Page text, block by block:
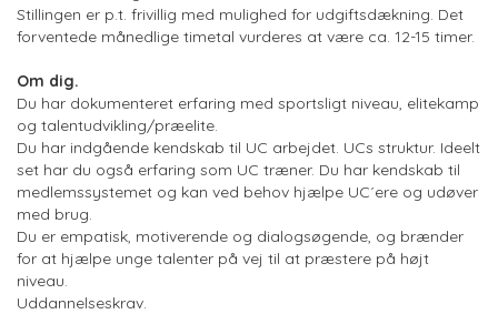
Stillingen er p.t. frivillig med mulighed for udgiftsdækning. Det
forventede månedlige timetal vurderes at være ca. 12-15 timer.
Om dig.
Du har dokumenteret erfaring med sportsligt niveau, elitekamp
og talentudvikling/præelite.
Du har indgående kendskab til UC arbejdet. UCs struktur. Ideelt
set har du også erfaring som UC træner. Du har kendskab til
medlemssystemet og kan ved behov hjælpe UC´ere og udøver
med brug.
Du er empatisk, motiverende og dialogsøgende, og brænder
for at hjælpe unge talenter på vej til at præstere på højt
niveau.
Uddannelseskrav.